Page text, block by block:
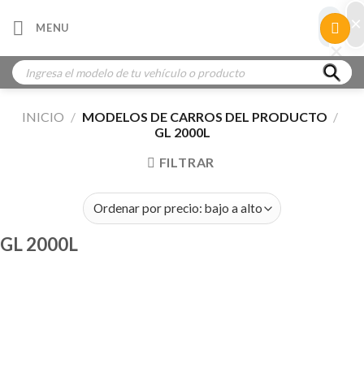
MENU
Búsqueda
de
productos
INICIO / MODELOS DE CARROS DEL PRODUCTO /
GL 2000L
FILTRAR
GL 2000L
×
×
×
×